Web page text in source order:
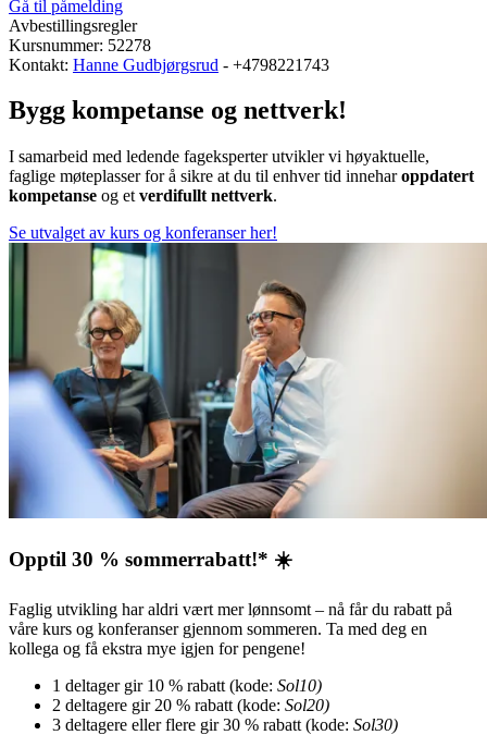
Gå til påmelding
Avbestillingsregler
Kursnummer: 52278
Kontakt: Hanne Gudbjørgsrud - +4798221743
Bygg kompetanse og nettverk!
I samarbeid med ledende fageksperter utvikler vi høyaktuelle,
faglige møteplasser for å sikre at du til enhver tid inneharoppdatert
kompetanse og et verdifullt nettverk.
Se utvalget av kurs og konferanser her!
Opptil 30 % sommerrabatt!* ☀️
Faglig utvikling har aldri vært mer lønnsomt – nå får du rabatt på
våre kurs og konferanser gjennom sommeren. Ta med deg en
kollega og få ekstra mye igjen for pengene!
1 deltager gir 10 % rabatt (kode: Sol10)
2 deltagere gir 20 % rabatt (kode: Sol20)
3 deltagere eller flere gir 30 % rabatt (kode: Sol30)